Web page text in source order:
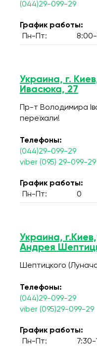
(044)29-099-29
График работы:
Пн-Пт:
8:00-
Украина, г.
Ивасюка, 27
Пр-т Володимира
переїхали!
Телефоны:
(044)29-099-29
viber (095) 29-099-29
График работы:
Пн-Пт:
0
Украина,
Андрея
Шептицкого
Телефоны:
(044)29-099-29
viber (095)29-099-29
График работы:
Пн-Пт:
7:30-